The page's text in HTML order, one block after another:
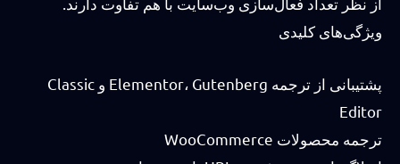
ویژگی‌های کلیدی
پشتیبانی از ترجمه Elementor، Gutenberg و Classic
Editor
ترجمه محصولات WooCommerce